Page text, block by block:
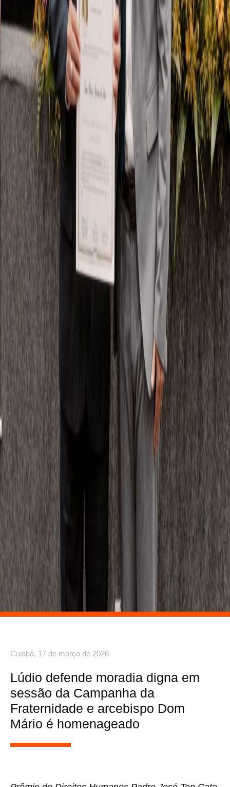
Cuiabá, 17 de março de 2026
Lúdio defende moradia digna em
sessão da Campanha da
Fraternidade e arcebispo Dom
Mário é homenageado